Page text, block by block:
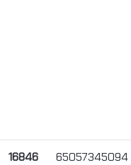
16846 65057345094